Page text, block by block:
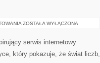
GEOMETRIA
ZOSTAŁA WYŁĄCZONA
serwis internetowy
który pokazuje, że świat liczb,